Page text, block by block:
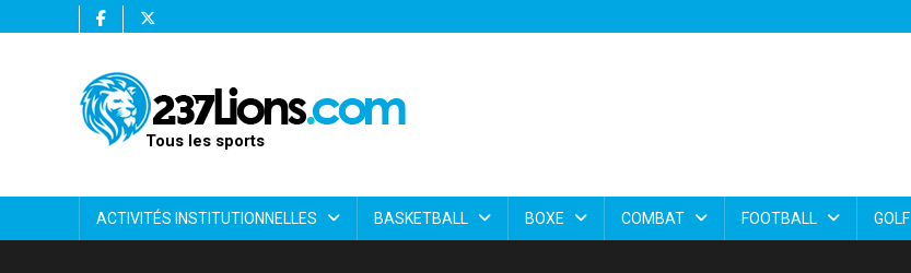
Tous les sports
ACTIVITÉS INSTITUTIONNELLES BASKETBALL BOXE COMBAT FOOTBALL GOLF